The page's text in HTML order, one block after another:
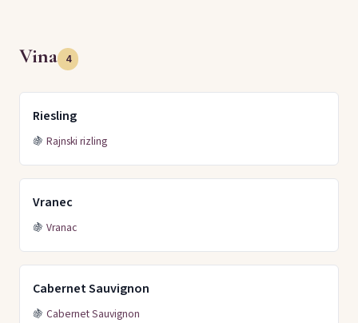
Vina 4
Riesling
🍇 Rajnski rizling
Vranec
🍇 Vranac
Cabernet Sauvignon
🍇 Cabernet Sauvignon